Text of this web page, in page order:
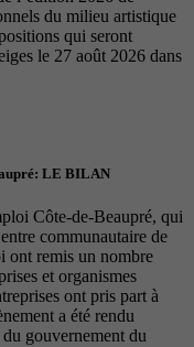
du milieu artistique
qui seront
le 27 août 2026 dans
LE BILAN
Côte-de-Beaupré, qui
communautaire de
ont remis un nombre
et organismes
ont pris part à
a été rendu
gouvernement du